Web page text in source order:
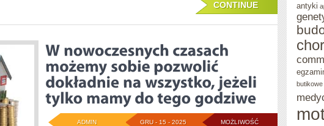
CONTINUE
MOŻLIWOŚĆ
GRU - 15 - 2025
ADMIN
antyki
butikowe